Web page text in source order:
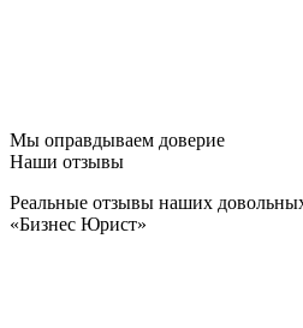
Мы оправдываем доверие
Наши отзывы
Реальные отзывы наших
«Бизнес Юрист»